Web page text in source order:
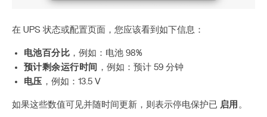
在 UPS 状态或配置页面，您应该看到如下信息：
电池百分比 ，例如：电池 98%
预计剩余运行时间
，例如：预计 59 分钟
电压 ，例如：13.5 V
如果这些数值可见并随时间更新，则表示停电保护已 启用 。